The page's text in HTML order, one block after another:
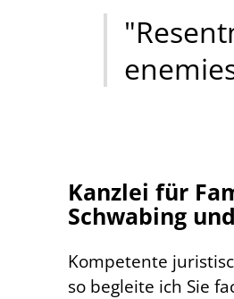
Kanzlei für
Schwabing
Kompetente
so begleite ich Sie